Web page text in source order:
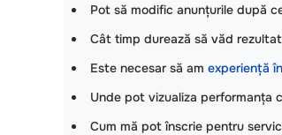
Pot să modific anunțurile după
Cât timp durează să văd
Este necesar să am experiență
Unde pot vizualiza performanța
Cum mă pot înscrie pentru